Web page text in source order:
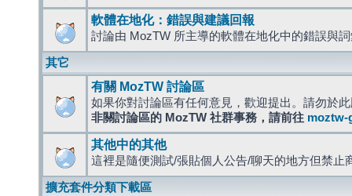
軟體在地化：錯誤與建議回報
討論由 MozTW 所主導的軟體在地化中的錯誤與
其它
有關 MozTW 討論區
如果你對討論區有任何意見，歡迎提出。請勿於
非關討論區的 MozTW 社群事務，請前往 moztw-
其他中的其他
這裡是隨便測試/張貼個人公告/聊天的地方但禁止
擴充套件分類下載區